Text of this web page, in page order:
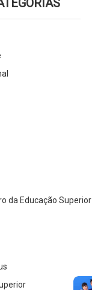
da Educação Superior